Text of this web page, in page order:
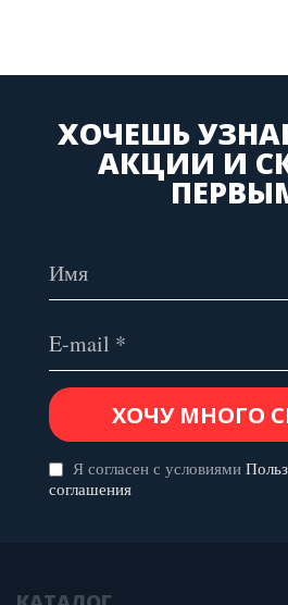
ХОЧЕШЬ
АКЦИИ И
Я согласен с условиями
соглашения